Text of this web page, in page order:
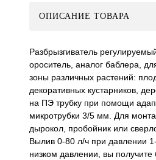
ОПИСАНИЕ ТОВАРА
Разбрызгиватель
ороситель, аналог баблера,
зоны различных растений:
декоративных кустарников,
на ПЭ трубку при помощи
микротрубки 3/5 мм. Для
дырокол, пробойник или
Вылив 0-80 л/ч при давлении
низком давлении, вы получите